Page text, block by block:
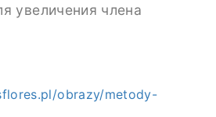
увеличения члена
obrazy/metody-